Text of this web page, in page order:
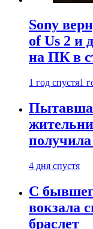
Sony
of Us 2 и
на ПК в
1 год спустя1
4 дня спустя
С
вокзала
браслет